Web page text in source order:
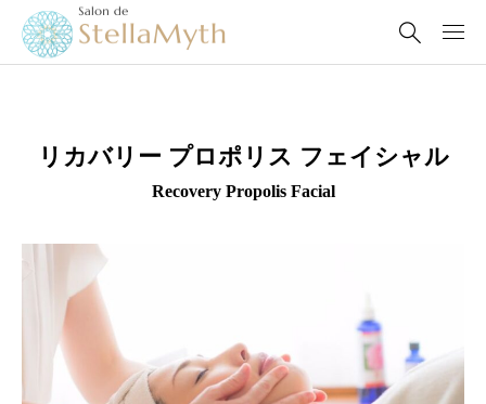
リカバリー プロポリス フェイシャル
Recovery Propolis Facial